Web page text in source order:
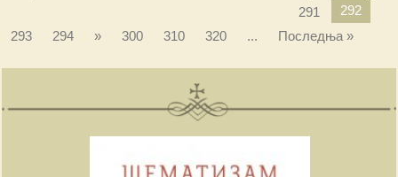
291
292
293
294 » 300 310 320 ... Последња »